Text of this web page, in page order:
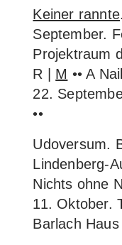
Keiner rannte
September.
Projektraum
R | M •• A
22.
••
Udoversum.
Lindenberg-
Nichts ohne
11. Oktober.
Barlach Haus